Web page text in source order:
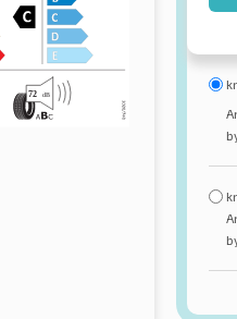
kr.
kr.